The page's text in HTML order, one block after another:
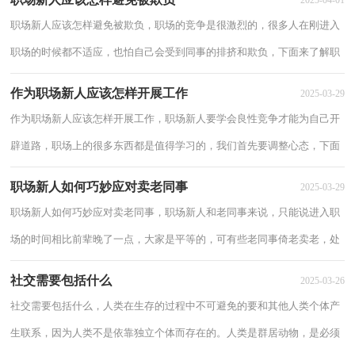
职场新人应该怎样避免被欺负，职场的竞争是很激烈的，很多人在刚进入
职场的时候都不适应，也怕自己会受到同事的排挤和欺负，下面来了解职
作为职场新人应该怎样开展工作 2025-03-29
作为职场新人应该怎样开展工作，职场新人要学会良性竞争才能为自己开
辟道路，职场上的很多东西都是值得学习的，我们首先要调整心态，下面
职场新人如何巧妙应对卖老同事 2025-03-29
职场新人如何巧妙应对卖老同事，职场新人和老同事来说，只能说进入职
场的时间相比前辈晚了一点，大家是平等的，可有些老同事倚老卖老，处
社交需要包括什么 2025-03-26
社交需要包括什么，人类在生存的过程中不可避免的要和其他人类个体产
生联系，因为人类不是依靠独立个体而存在的。人类是群居动物，是必须